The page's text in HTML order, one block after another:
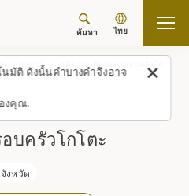
มัติ ดังนั้นคำบางคำจึงอาจ
งคุณ.
ค้นหา ไทย
(รายการ)
บครัวโกโตะ
งหวัด